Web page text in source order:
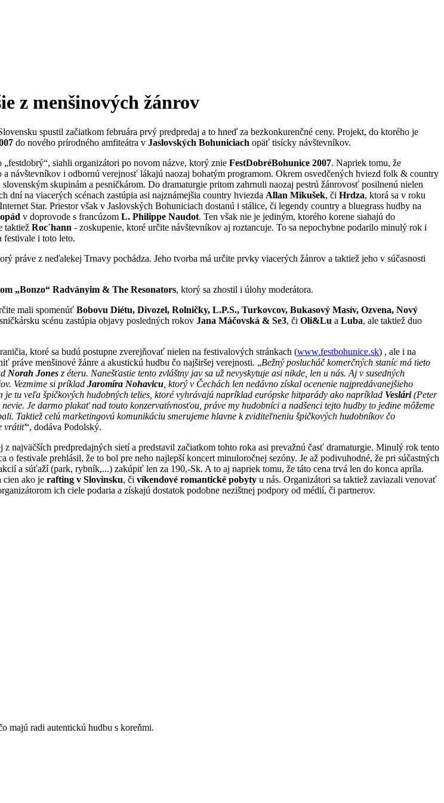
z menšinových žánrov
spustil začiatkom februára prvý predpredaj a to hneď za bezkonkurenčné ceny. Projekt, do ktorého je
do nového prírodného amfiteátra v Jaslovských Bohuniciach opäť tisícky návštevníkov.
siahli organizátori po novom názve, ktorý znie FestDobréBohunice 2007. Napriek tomu, že
návštevníkov i odbornú verejnosť lákajú naozaj bohatým programom. Okrem osvedčených hviezd folk & country
skupinám a pesničkárom. Do dramaturgie pritom zahrnuli naozaj pestrú žánrovosť posilnenú nielen
na viacerých scénach zastúpia asi najznámejšia country hviezda Allan Mikušek, či Hrdza, ktorá sa v roku
Star. Priestor však v Jaslovských Bohuniciach dostanú i stálice, či legendy country a bluegrass hudby na
v doprovode s francúzom L. Philippe Naudot. Ten však nie je jediným, ktorého korene siahajú do
taktiež Roc´hann - zoskupenie, ktoré určite návštevníkov aj roztancuje. To sa nepochybne podarilo minulý rok i
festivale i toto leto.
práve z neďalekej Trnavy pochádza. Jeho tvorba má určite prvky viacerých žánrov a taktiež jeho v súčasnosti
„Bonzo“ Radványim & The Resonators, ktorý sa zhostil i úlohy moderátora.
mali spomenúť Bobovu Diétu, Divozel, Rolničky, L.P.S., Turkovcov, Bukasový Masív, Ozvena, Nový
scénu zastúpia objavy posledných rokov Jana Máčovská & Se3, či Oli&Lu a Luba, ale taktiež duo
ktoré sa budú postupne zverejňovať nielen na festivalových stránkach (www.festbohunice.sk) , ale i na
menšinové žánre a akustickú hudbu čo najširšej verejnosti. „Bežný poslucháč komerčných staníc má tieto
Norah Jones z éteru. Nanešťastie tento zvláštny jav sa už nevyskytuje asi nikde, len u nás. Aj v susedných
Vezmime si príklad Jaromíra Nohavicu , ktorý v Čechách len nedávno získal ocenenie najpredávanejšieho
tu veľa špičkových hudobných telies, ktoré vyhrávajú napríklad európske hitparády ako napríklad Veslári(Peter
Je darmo plakať nad touto konzervatívnosťou, práve my hudobníci a nadšenci tejto hudby to jedine môžeme
Taktiež celú marketingovú komunikáciu smerujeme hlavne k zviditeľneniu špičkových hudobníkov čo
vrátiť“, dodáva Podolský.
predpredajných sietí a predstavil začiatkom tohto roka asi prevažnú časť dramaturgie. Minulý rok tento
festivale prehlásil, že to bol pre neho najlepší koncert minuloročnej sezóny. Je až podivuhodné, že pri súčastných
a súťaží (park, rybník,...) zakúpiť len za 190,-Sk. A to aj napriek tomu, že táto cena trvá len do konca apríla.
cien ako je rafting v Slovinsku, či víkendové romantické pobyty u nás. Organizátori sa taktiež zaviazali venovať
ich ciele podaria a získajú dostatok podobne nezištnej podpory od médií, či partnerov.
majú radi autentickú hudbu s koreňmi.